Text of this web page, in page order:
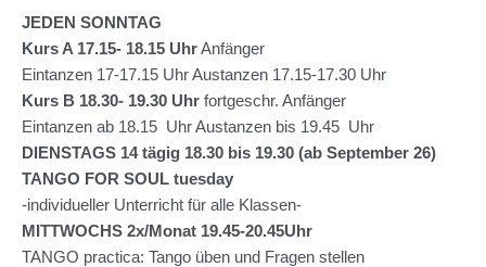
JEDEN SONNTAG
Kurs A 17.15- 18.15 UhrAnfänger
Eintanzen 17-17.15 Uhr Austanzen 17.15-17.30 Uhr
Kurs B 18.30- 19.30 Uhr fortgeschr. Anfänger
Eintanzen ab 18.15 Uhr Austanzen bis 19.45 Uhr
DIENSTAGS 14 tägig 18.30 bis 19.30 (ab September 26)
TANGO FOR SOUL tuesday
-individueller Unterricht für alle Klassen-
MITTWOCHS 2x/Monat 19.45-20.45Uhr
TANGO practica: Tango üben und Fragen stellen